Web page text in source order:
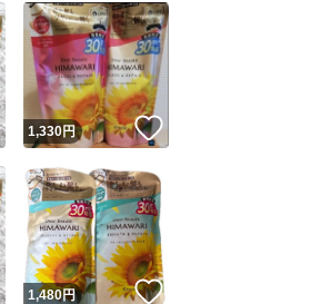
いいね！
1,330円 いいね！
いいね！
1,480円